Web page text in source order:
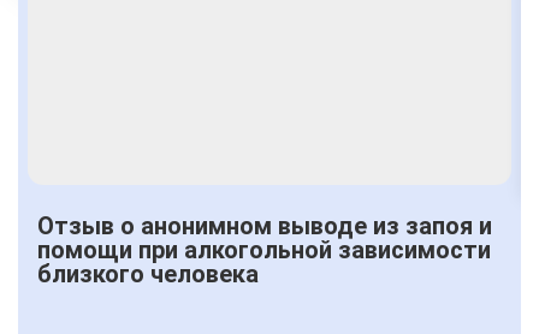
Отзыв о анонимном выводе из запоя и
помощи при алкогольной зависимости
близкого человека